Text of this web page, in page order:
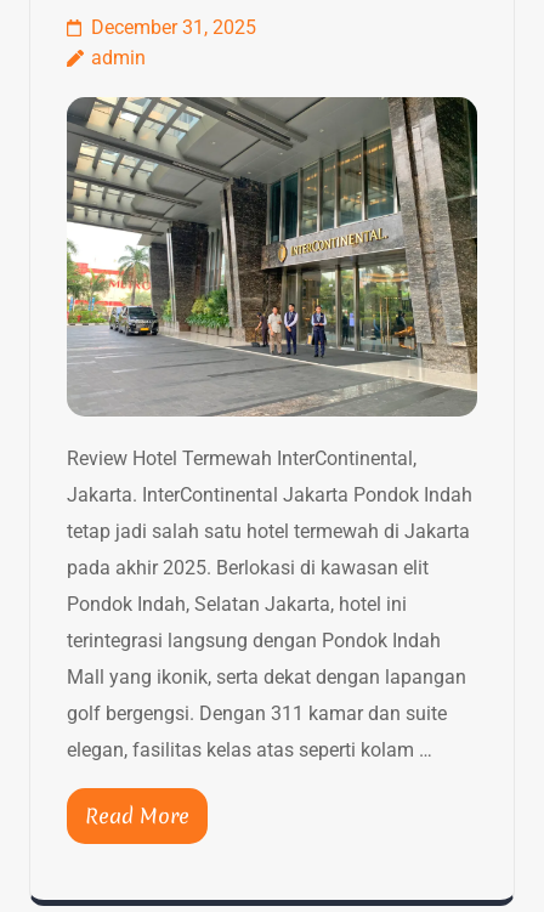
December 31, 2025
admin
Review Hotel Termewah InterContinental,
Jakarta. InterContinental Jakarta Pondok Indah
tetap jadi salah satu hotel termewah di Jakarta
pada akhir 2025. Berlokasi di kawasan elit
Pondok Indah, Selatan Jakarta, hotel ini
terintegrasi langsung dengan Pondok Indah
Mall yang ikonik, serta dekat dengan lapangan
golf bergengsi. Dengan 311 kamar dan suite
elegan, fasilitas kelas atas seperti kolam …
Read More